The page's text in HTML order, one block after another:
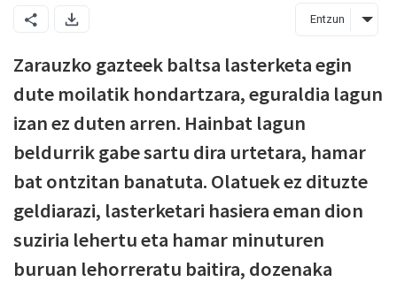
Entzun
Zarauzko gazteek baltsa lasterketa egin
dute moilatik hondartzara, eguraldia lagun
izan ez duten arren. Hainbat lagun
beldurrik gabe sartu dira urtetara, hamar
bat ontzitan banatuta. Olatuek ez dituzte
geldiarazi, lasterketari hasiera eman dion
suziria lehertu eta hamar minuturen
buruan lehorreratu baitira, dozenaka